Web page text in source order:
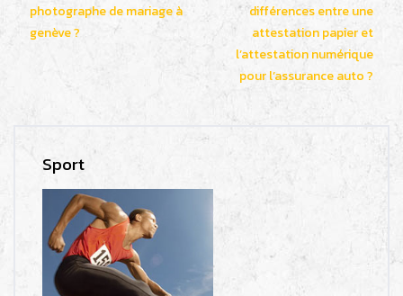
photographe de mariage à
genève ?
différences entre une
attestation papier et
l’attestation numérique
pour l’assurance auto ?
Sport